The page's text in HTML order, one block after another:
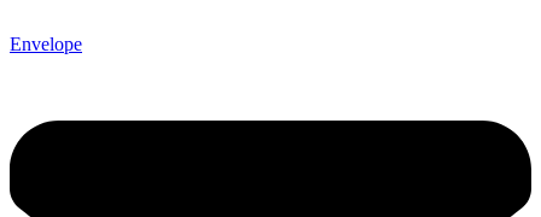
Envelope